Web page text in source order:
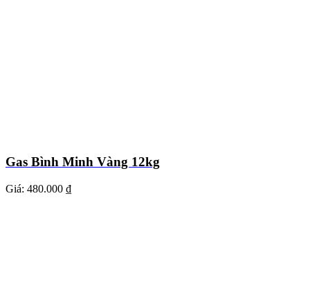
Gas Bình Minh Vàng 12kg
Giá: 480.000 ₫